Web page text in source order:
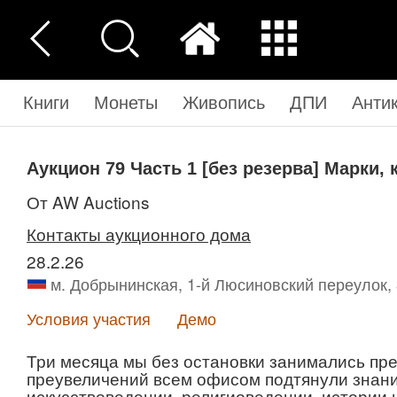
Книги Монеты Живопись ДПИ
Аукцион 79 Часть 1 [без резерва] Марки,
от AW Auctions
Контакты аукционного дома
28.2.26
м. Добрынинская, 1-й Люсиновский
Условия участия
Демо
Три месяца мы без остановки занимались
преувеличений всем офисом подтянули